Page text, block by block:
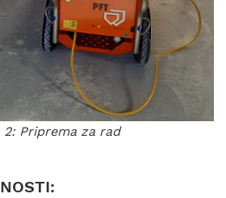
2: Priprema za rad